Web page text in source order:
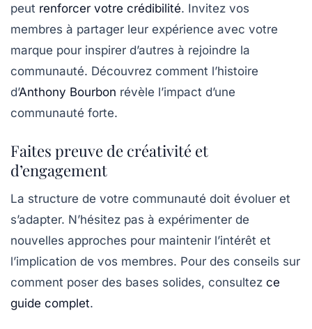
peut renforcer votre crédibilité. Invitez vos
membres à partager leur expérience avec votre
marque pour inspirer d’autres à rejoindre la
communauté. Découvrez comment l’histoire
d’Anthony Bourbon révèle l’impact d’une
communauté forte.
Faites preuve de créativité et
d’engagement
La structure de votre communauté doit évoluer et
s’adapter. N’hésitez pas à expérimenter de
nouvelles approches pour maintenir l’intérêt et
l’implication de vos membres. Pour des conseils sur
comment poser des bases solides, consultez ce
guide complet.